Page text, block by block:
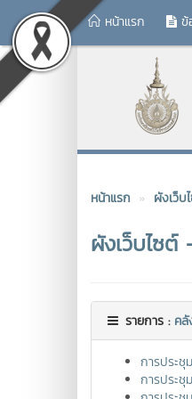
หน้าแรก ข้
หน้าแรก ผังเว็บ
ผังเว็บไซ
รายการ : ค
การประชุ
การประชุ